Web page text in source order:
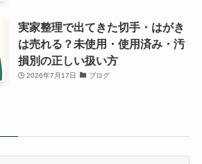
実家整理で出てきた切手・はがき
は売れる？未使用・使用済み・汚
損別の正しい扱い方
2026年7月17日 ブログ